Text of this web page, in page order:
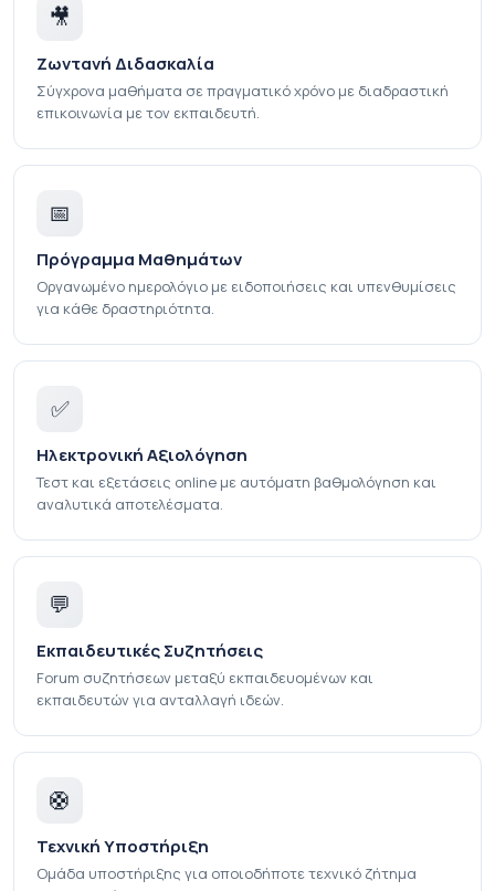
🎥
Ζωντανή Διδασκαλία
Σύγχρονα μαθήματα σε πραγματικό χρόνο με διαδραστική
επικοινωνία με τον εκπαιδευτή.
📅
Πρόγραμμα Μαθημάτων
Οργανωμένο ημερολόγιο με ειδοποιήσεις και υπενθυμίσεις
για κάθε δραστηριότητα.
✅
Ηλεκτρονική Αξιολόγηση
Τεστ και εξετάσεις online με αυτόματη βαθμολόγηση και
αναλυτικά αποτελέσματα.
💬
Εκπαιδευτικές Συζητήσεις
Forum συζητήσεων μεταξύ εκπαιδευομένων και
εκπαιδευτών για ανταλλαγή ιδεών.
🛟
Τεχνική Υποστήριξη
Ομάδα υποστήριξης για οποιοδήποτε τεχνικό ζήτημα